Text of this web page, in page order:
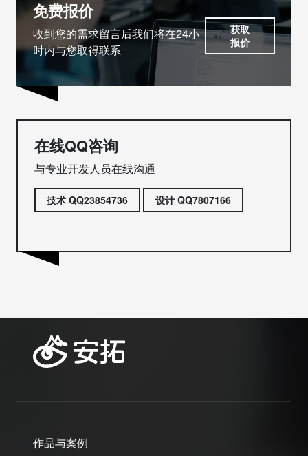
免费报价
收到您的需求留言后我们将在24小
时内与您取得联系
获取
报价
在线QQ咨询
与专业开发人员在线沟通
技术 QQ23854736 设计 QQ7807166
作品与案例